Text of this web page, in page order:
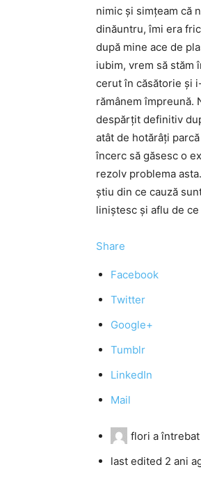
nimic şi simţeam că
dinăuntru, îmi era
după mine ace de
iubim, vrem să stăm
cerut în căsătorie şi
rămânem împreună.
despărţit definitiv
atât de hotărâţi
încerc să găsesc o
rezolv problema
ştiu din ce cauză
liniştesc şi aflu de
Share
Facebook
Twitter
Google+
Tumblr
LinkedIn
Mail
flori a întrebat
last edited 2 ani